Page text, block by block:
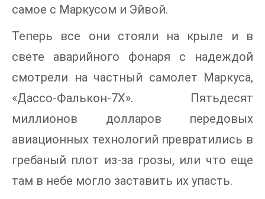
самое с Маркусом и Эйвой.
Теперь все они стояли на крыле и в
свете аварийного фонаря с надеждой
смотрели на частный самолет Маркуса,
«Дассо-Фалькон-7Х». Пятьдесят
миллионов долларов передовых
авиационных технологий превратились в
гребаный плот из-за грозы, или что еще
там в небе могло заставить их упасть.